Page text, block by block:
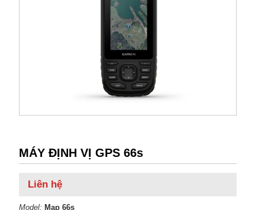
MÁY ĐỊNH VỊ GPS 66s
Liên hệ
Model: Map 66s